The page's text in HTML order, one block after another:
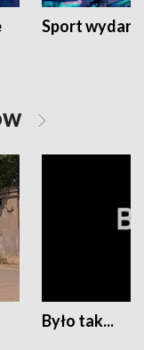
Sport
Było tak...